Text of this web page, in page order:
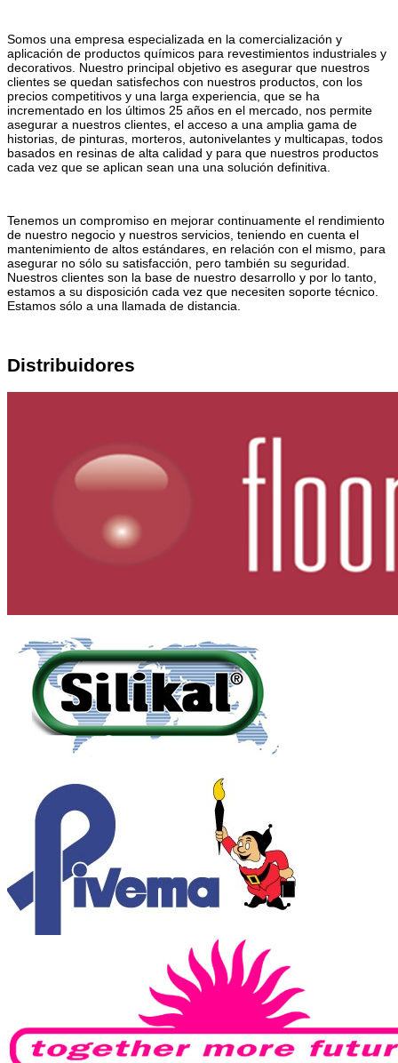
Somos una empresa especializada en la comercialización y
aplicación de productos químicos para revestimientos industriales y
decorativos. Nuestro principal objetivo es asegurar que nuestros
clientes se quedan satisfechos con nuestros productos, con los
precios competitivos y una larga experiencia, que se ha
incrementado en los últimos 25 años en el mercado, nos permite
asegurar a nuestros clientes, el acceso a una amplia gama de
historias, de pinturas, morteros, autonivelantes y multicapas, todos
basados en resinas de alta calidad y para que nuestros productos
cada vez que se aplican sean una una solución definitiva.
Tenemos un compromiso en mejorar continuamente el rendimiento
de nuestro negocio y nuestros servicios, teniendo en cuenta el
mantenimiento de altos estándares, en relación con el mismo, para
asegurar no sólo su satisfacción, pero también su seguridad.
Nuestros clientes son la base de nuestro desarrollo y por lo tanto,
estamos a su disposición cada vez que necesiten soporte técnico.
Estamos sólo a una llamada de distancia.
Distribuidores